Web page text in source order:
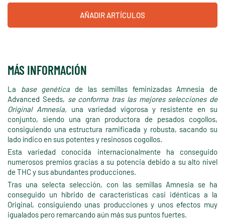
AÑADIR ARTÍCULOS
MÁS INFORMACIÓN
La base genética de las semillas feminizadas Amnesia de
Advanced Seeds, se conforma tras las mejores selecciones de
Original Amnesia, una variedad vigorosa y resistente en su
conjunto, siendo una gran productora de pesados cogollos,
consiguiendo una estructura ramificada y robusta, sacando su
lado índico en sus potentes y resinosos cogollos.
Esta variedad conocida internacionalmente ha conseguido
numerosos premios gracias a su potencia debido a su alto nivel
de THC y sus abundantes producciones.
Tras una selecta selección, con las semillas Amnesia se ha
conseguido un híbrido de características casi idénticas a la
Original, consiguiendo unas producciones y unos efectos muy
igualados pero remarcando aún más sus puntos fuertes.